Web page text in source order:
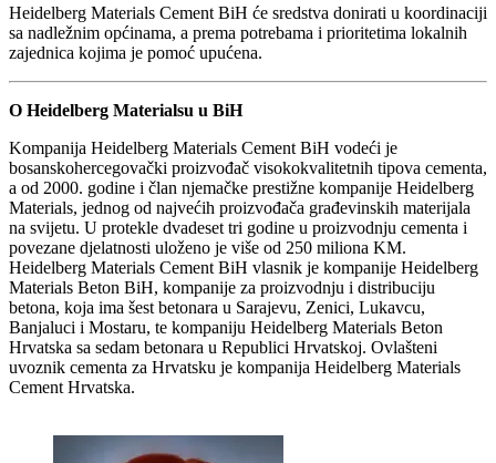
Heidelberg Materials Cement BiH će sredstva donirati u koordinaciji
sa nadležnim općinama, a prema potrebama i prioritetima lokalnih
zajednica kojima je pomoć upućena.
O Heidelberg Materialsu u BiH
Kompanija Heidelberg Materials Cement BiH vodeći je
bosanskohercegovački proizvođač visokokvalitetnih tipova cementa,
a od 2000. godine i član njemačke prestižne kompanije Heidelberg
Materials, jednog od najvećih proizvođača građevinskih materijala
na svijetu. U protekle dvadeset tri godine u proizvodnju cementa i
povezane djelatnosti uloženo je više od 250 miliona KM.
Heidelberg Materials Cement BiH vlasnik je kompanije Heidelberg
Materials Beton BiH, kompanije za proizvodnju i distribuciju
betona, koja ima šest betonara u Sarajevu, Zenici, Lukavcu,
Banjaluci i Mostaru, te kompaniju Heidelberg Materials Beton
Hrvatska sa sedam betonara u Republici Hrvatskoj. Ovlašteni
uvoznik cementa za Hrvatsku je kompanija Heidelberg Materials
Cement Hrvatska.